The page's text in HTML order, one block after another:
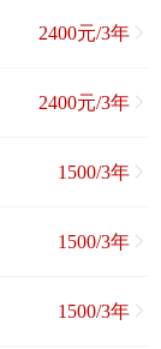
2400元/3年
2400元/3年
1500/3年
1500/3年
1500/3年